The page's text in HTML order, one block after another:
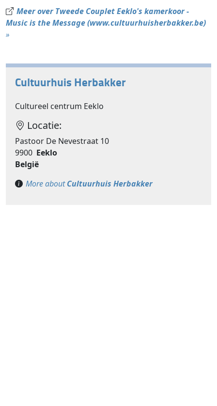
Meer over Tweede Couplet Eeklo's kamerkoor -
Music is the Message (www.cultuurhuisherbakker.be)
»
Cultuurhuis Herbakker
Cultureel centrum Eeklo
Locatie:
Pastoor De Nevestraat 10
9900 Eeklo
België
More aboutCultuurhuis Herbakker